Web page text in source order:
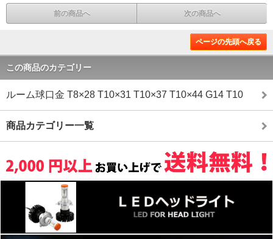
前の商品へ 次の商品へ
ページの先頭へ戻る
この商品のカテゴリー
ルーム球口金 T8×28 T10×31 T10×37 T10×44 G14 T10
商品カテゴリー一覧